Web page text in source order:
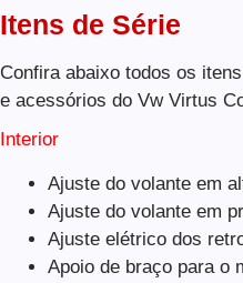
Itens de Série
Confira abaixo todos os
e acessórios do Vw Virtus
Interior
Ajuste do volante em
Ajuste do volante em
Ajuste elétrico dos
Apoio de braço para o